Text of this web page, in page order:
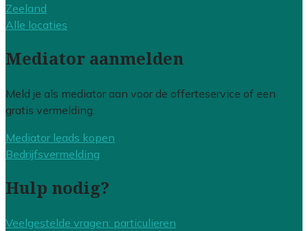
Zeeland
Alle locaties
Mediator aanmelden
Meld je als mediator aan voor de offerteservice of een
gratis vermelding.
Mediator leads kopen
Bedrijfsvermelding
Hulp nodig?
Veelgestelde vragen: particulieren